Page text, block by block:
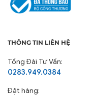
THÔNG TIN LIÊN HỆ
Tổng Đài Tư Vấn:
0283.949.0384
Đặt hàng: